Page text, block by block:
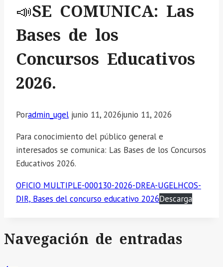
📣SE COMUNICA: Las
Bases de los
Concursos Educativos
2026.
Poradmin_ugel junio 11, 2026junio 11, 2026
Para conocimiento del público general e
interesados se comunica: Las Bases de los Concursos
Educativos 2026.
OFICIO MULTIPLE-000130-2026-DREA-UGELHCOS-
DIR, Bases del concurso educativo 2026Descarga
Navegación de entradas